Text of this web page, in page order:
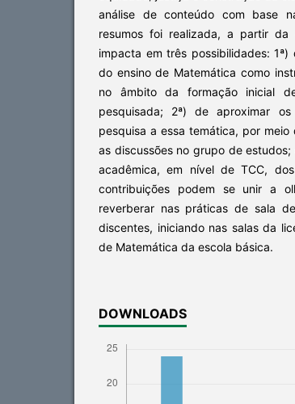
análise de conteúdo com base
resumos foi realizada, a partir
impacta em três possibilidades:
do ensino de Matemática como
no âmbito da formação inicial
pesquisada; 2ª) de aproximar
pesquisa a essa temática, por
as discussões no grupo de
acadêmica, em nível de TCC,
contribuições podem se unir a
reverberar nas práticas de sala
discentes, iniciando nas salas da
de Matemática da escola básica.
DOWNLOADS